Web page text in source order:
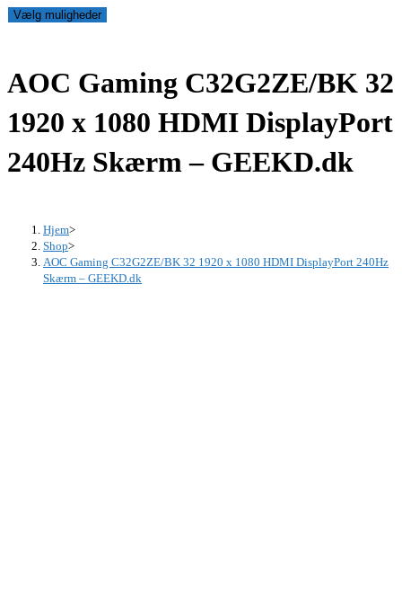
Vælg muligheder
AOC Gaming C32G2ZE/BK 32
1920 x 1080 HDMI DisplayPort
240Hz Skærm – GEEKD.dk
Hjem>
Shop>
AOC Gaming C32G2ZE/BK 32 1920 x 1080 HDMI DisplayPort 240Hz
Skærm – GEEKD.dk